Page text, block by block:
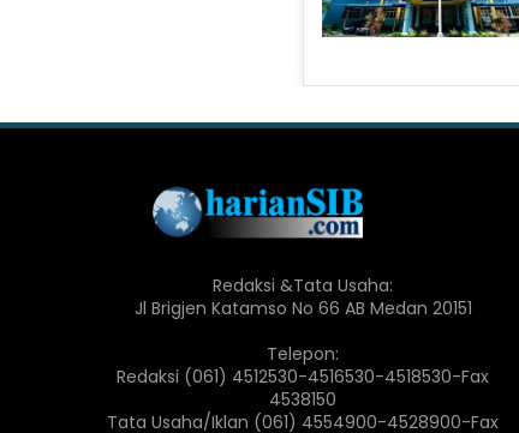
Redaksi &Tata Usaha:
Jl Brigjen Katamso No 66 AB Medan 20151
Telepon:
Redaksi (061) 4512530-4516530-4518530-Fax
4538150
Tata Usaha/Iklan (061) 4554900-4528900-Fax